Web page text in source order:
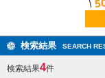
検索結果 SEARCH
検索結果4件